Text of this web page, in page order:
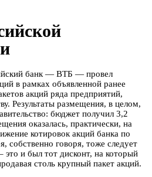
банк — ВТБ — провел
в рамках объявленной ранее
акций ряда предприятий,
Результаты размещения, в целом,
бюджет получил 3,2
оказалась, практически, на
котировок акций банка по
собственно говоря, тоже следует
это и был тот дисконт, на который
столь крупный пакет акций.